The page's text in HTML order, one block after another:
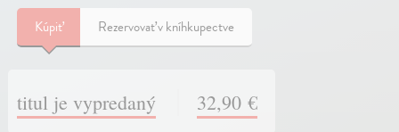
Kúpiť Rezervovať v kníhkupectve
titul je vypredaný 32,90 €